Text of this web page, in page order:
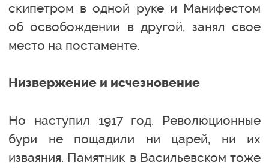
скипетром в одной руке и Манифестом
об освобождении в другой, занял свое
место на постаменте.
Низвержение и исчезновение
Но наступил 1917 год. Революционные
бури не пощадили ни царей, ни их
изваяния. Памятник в Васильевском тоже